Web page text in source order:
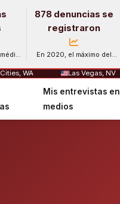
878 denuncias se
registraron
En 2020, el máximo del
WA Las Vegas, NV
Mis entrevistas en
medios